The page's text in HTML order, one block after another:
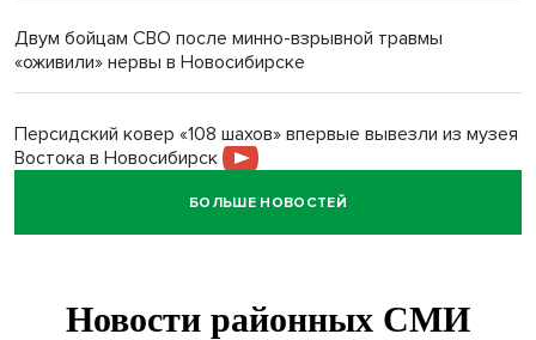
Двум бойцам СВО после минно-взрывной травмы
«оживили» нервы в Новосибирске
Персидский ковер «108 шахов» впервые вывезли из музея
Востока в Новосибирск
Актриса из Новосибирска Евгения Туркова сыграла мать
Трех туберкулезников под конвоем доставили в
БОЛЬШЕ НОВОСТЕЙ